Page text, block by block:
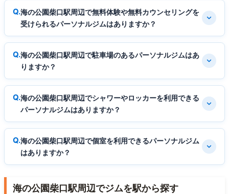
海の公園柴口駅周辺で無料体験や無料カウンセリングを
受けられるパーソナルジムはありますか？
海の公園柴口駅周辺で駐車場のあるパーソナルジムはあ
りますか？
海の公園柴口駅周辺でシャワーやロッカーを利用できる
パーソナルジムはありますか？
海の公園柴口駅周辺で個室を利用できるパーソナルジム
はありますか？
海の公園柴口駅周辺でジムを駅から探す